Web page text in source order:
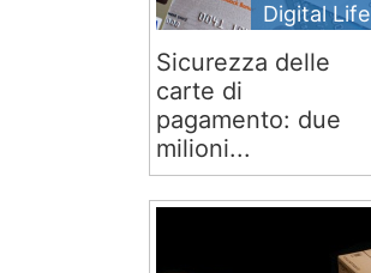
Digital Life
Sicurezza delle
carte di
pagamento: due
milioni...